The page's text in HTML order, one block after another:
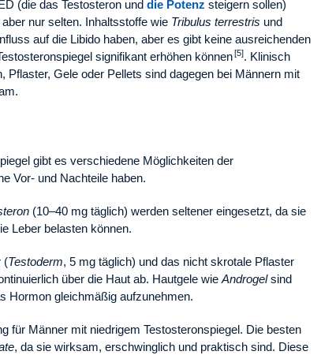
(die das Testosteron und die Potenz steigern sollen)
nur selten. Inhaltsstoffe wie Tribulus terrestris und
auf die Libido haben, aber es gibt keine ausreichenden
signifikant erhöhen können[5]. Klinisch
Pflaster, Gele oder Pellets sind dagegen bei Männern mit
gibt es verschiedene Möglichkeiten der
Vor- und Nachteile haben.
(10–40 mg täglich) werden seltener eingesetzt, da sie
Leber belasten können.
(Testoderm, 5 mg täglich) und das nicht skrotale Pflaster
über die Haut ab. Hautgele wie Androgelsind
Hormon gleichmäßig aufzunehmen.
für Männer mit niedrigem Testosteronspiegel. Die besten
, da sie wirksam, erschwinglich und praktisch sind. Diese